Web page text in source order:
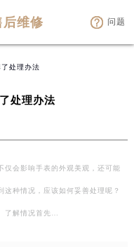
维修 问题
处理办法
处理办法
仅会影响手表的外观美观，还可能
这种情况，应该如何妥善处理呢？
了解情况首先…